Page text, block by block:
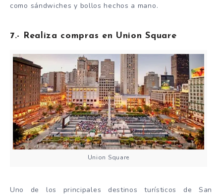
como sándwiches y bollos hechos a mano.
7.- Realiza compras en Union Square
Union Square
Uno de los principales destinos turísticos de San